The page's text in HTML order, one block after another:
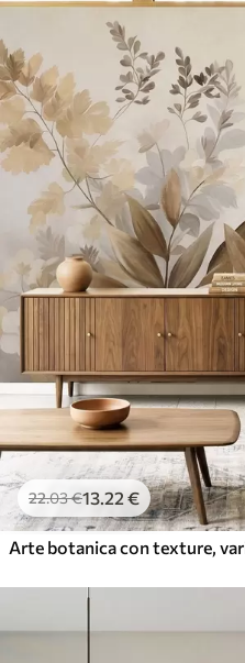
22.03€13.22€